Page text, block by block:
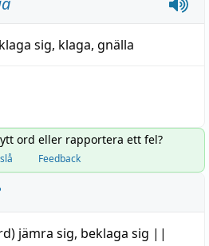
sig, klaga, gnälla
ord eller rapportera ett fel?
Feedback
jämra sig, beklaga sig ||